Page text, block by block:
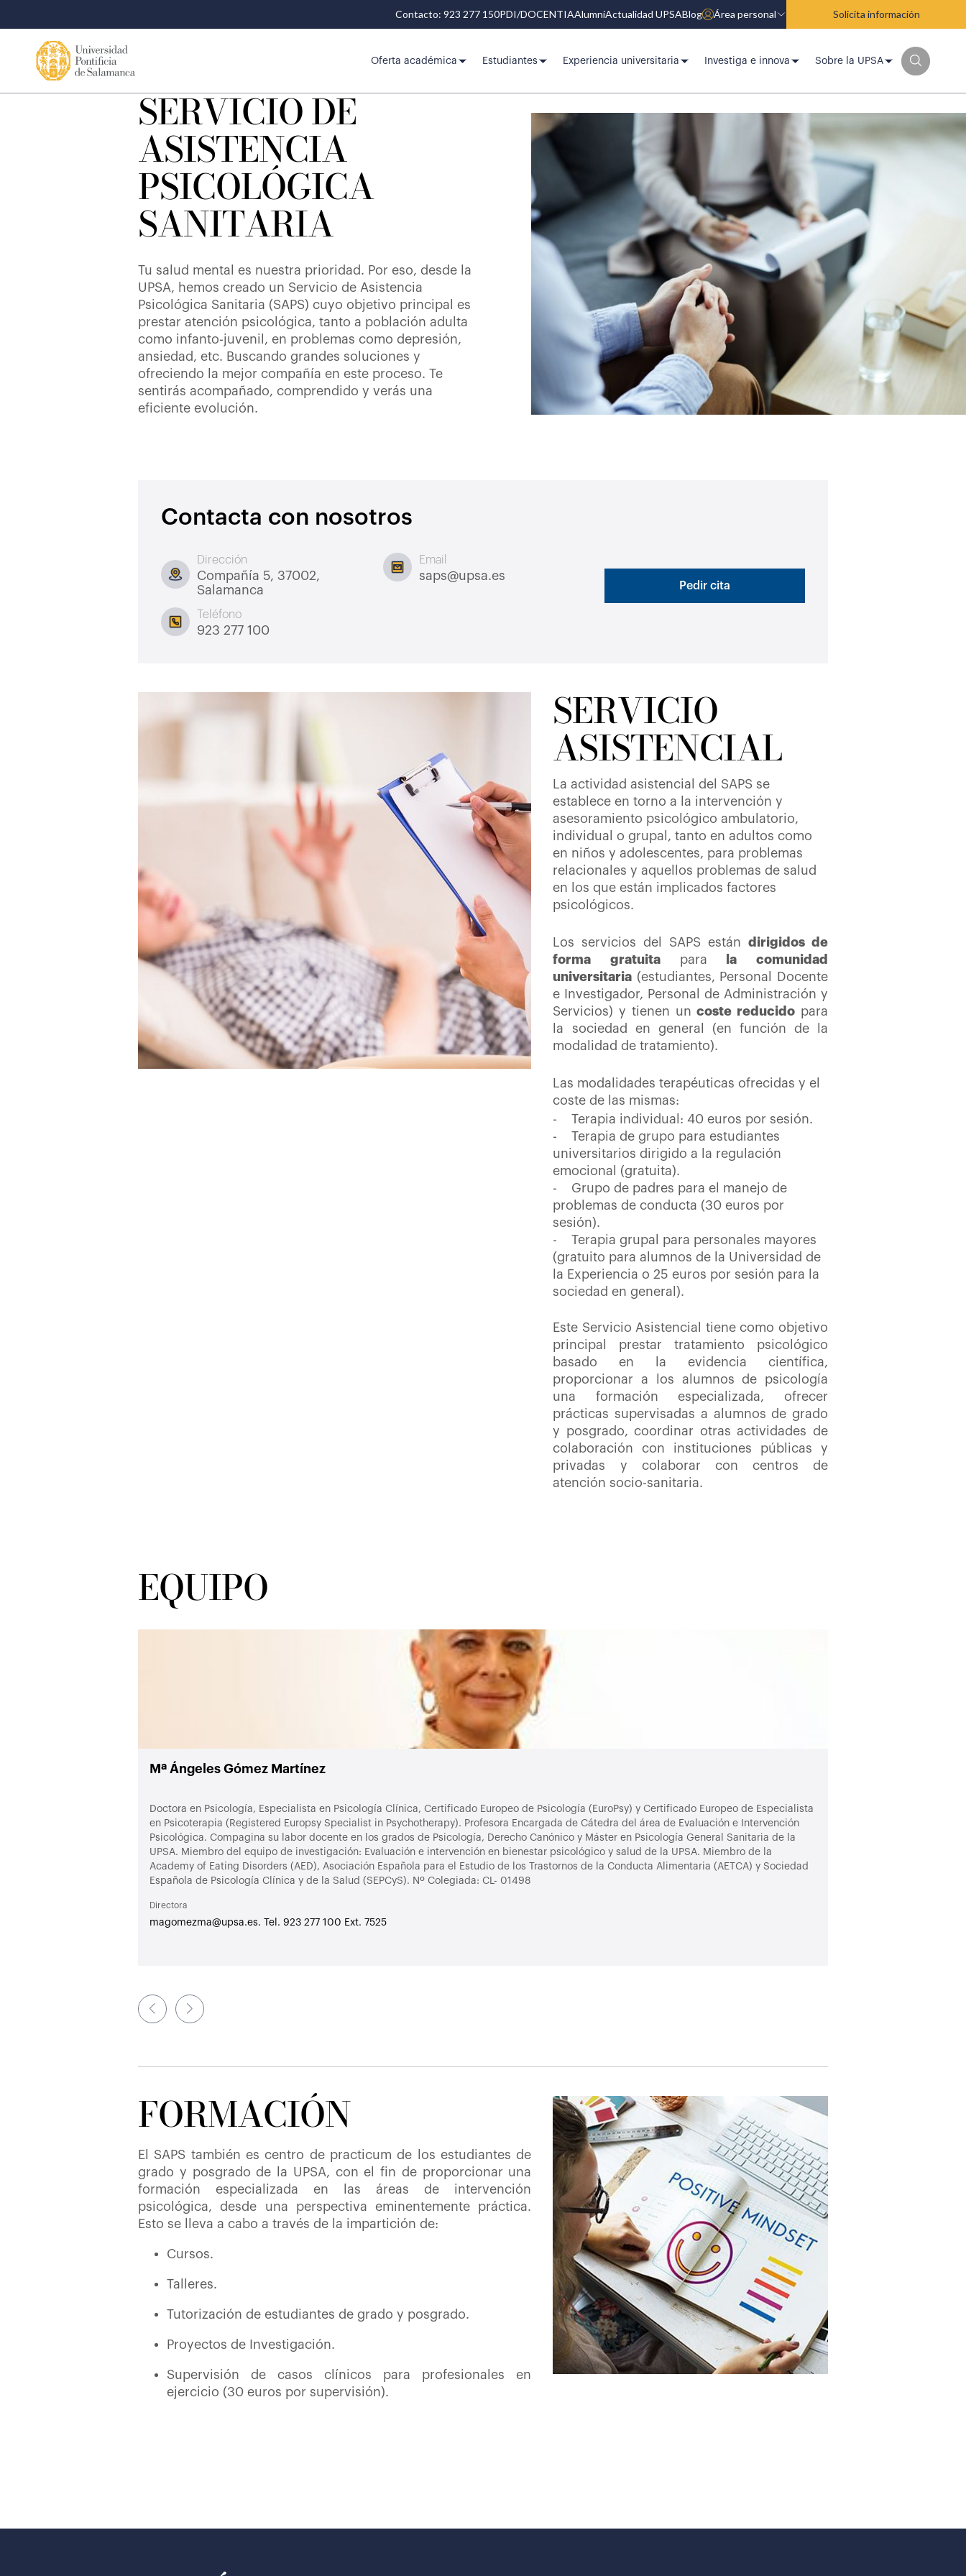
Contacto: 923 277 150PDI/DOCENTIAAlumniActualidad UPSABlog Área personal Solicita información
Oferta académica Estudiantes Experiencia universitaria Investiga e innova Sobre la UPSA
SERVICIO DE
ASISTENCIA
PSICOLÓGICA
SANITARIA
Tu salud mental es nuestra prioridad. Por eso, desde la
UPSA, hemos creado un Servicio de Asistencia
Psicológica Sanitaria (SAPS) cuyo objetivo principal es
prestar atención psicológica, tanto a población adulta
como infanto-juvenil, en problemas como depresión,
ansiedad, etc. Buscando grandes soluciones y
ofreciendo la mejor compañía en este proceso. Te
sentirás acompañado, comprendido y verás una
eficiente evolución.
Contacta con nosotros
Dirección
Compañía 5, 37002,
Salamanca
Email
saps@upsa.es
Teléfono
923 277 100
Pedir cita
SERVICIO
ASISTENCIAL
La actividad asistencial del SAPS se
establece en torno a la intervención y
asesoramiento psicológico ambulatorio,
individual o grupal, tanto en adultos como
en niños y adolescentes, para problemas
relacionales y aquellos problemas de salud
en los que están implicados factores
psicológicos.
Los servicios del SAPS estándirigidos de
forma gratuita para la comunidad
universitaria (estudiantes, Personal Docente
e Investigador, Personal de Administración y
Servicios) y tienen uncoste reducido para
la sociedad en general (en función de la
modalidad de tratamiento).
Las modalidades terapéuticas ofrecidas y el
coste de las mismas:
- Terapia individual: 40 euros por sesión.
- Terapia de grupo para estudiantes
universitarios dirigido a la regulación
emocional (gratuita).
- Grupo de padres para el manejo de
problemas de conducta (30 euros por
sesión).
- Terapia grupal para personales mayores
(gratuito para alumnos de la Universidad de
la Experiencia o 25 euros por sesión para la
sociedad en general).
Este Servicio Asistencial tiene como objetivo
principal prestar tratamiento psicológico
basado en la evidencia científica,
proporcionar a los alumnos de psicología
una formación especializada, ofrecer
prácticas supervisadas a alumnos de grado
y posgrado, coordinar otras actividades de
colaboración con instituciones públicas y
privadas y colaborar con centros de
atención socio-sanitaria.
EQUIPO
Mª Ángeles Gómez Martínez
Doctora en Psicología, Especialista en Psicología Clínica, Certificado Europeo de Psicología (EuroPsy) y Certificado Europeo de Especialista
en Psicoterapia (Registered Europsy Specialist in Psychotherapy). Profesora Encargada de Cátedra del área de Evaluación e Intervención
Psicológica. Compagina su labor docente en los grados de Psicología, Derecho Canónico y Máster en Psicología General Sanitaria de la
UPSA. Miembro del equipo de investigación: Evaluación e intervención en bienestar psicológico y salud de la UPSA. Miembro de la
Academy of Eating Disorders (AED), Asociación Española para el Estudio de los Trastornos de la Conducta Alimentaria (AETCA) y Sociedad
Española de Psicología Clínica y de la Salud (SEPCyS). Nº Colegiada: CL- 01498
Directora
magomezma@upsa.es. Tel. 923 277 100 Ext. 7525
FORMACIÓN
El SAPS también es centro de practicum de los estudiantes de
grado y posgrado de la UPSA, con el fin de proporcionar una
formación especializada en las áreas de intervención
psicológica, desde una perspectiva eminentemente práctica.
Esto se lleva a cabo a través de la impartición de:
Cursos.
Talleres.
Tutorización de estudiantes de grado y posgrado.
Proyectos de Investigación.
Supervisión de casos clínicos para profesionales en
ejercicio (30 euros por supervisión).